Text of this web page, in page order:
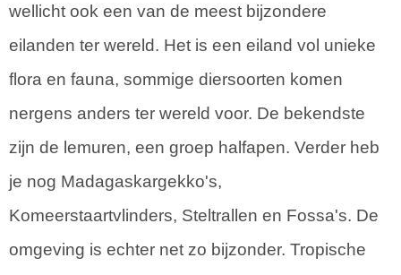
wellicht ook een van de meest bijzondere
eilanden ter wereld. Het is een eiland vol unieke
flora en fauna, sommige diersoorten komen
nergens anders ter wereld voor. De bekendste
zijn de lemuren, een groep halfapen. Verder heb
je nog Madagaskargekko's,
Komeerstaartvlinders, Steltrallen en Fossa's. De
omgeving is echter net zo bijzonder. Tropische